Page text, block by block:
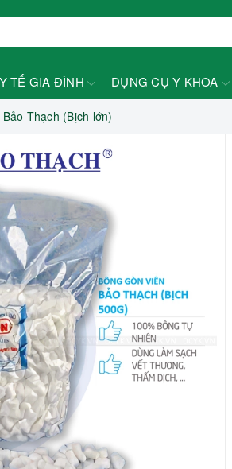
Y TẾ GIA ĐÌNH DỤNG CỤ Y KHOA
Thạch (Bịch lớn)